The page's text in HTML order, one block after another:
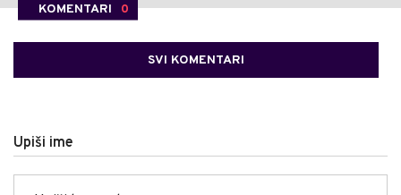
KOMENTARI 0
SVI KOMENTARI
Upiši ime